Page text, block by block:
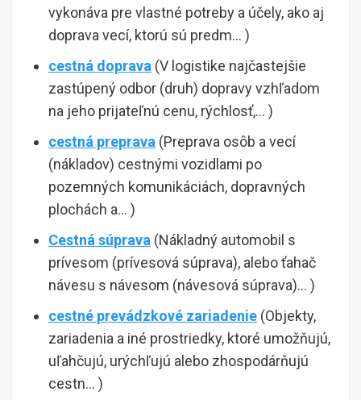
vykonáva pre vlastné potreby a účely, ako aj
doprava vecí, ktorú sú predm… )
cestná doprava (V logistike najčastejšie
zastúpený odbor (druh) dopravy vzhľadom
na jeho prijateľnú cenu, rýchlosť,… )
cestná preprava (Preprava osôb a vecí
(nákladov) cestnými vozidlami po
pozemných komunikáciách, dopravných
plochách a… )
Cestná súprava (Nákladný automobil s
prívesom (prívesová súprava), alebo ťahač
návesu s návesom (návesová súprava)… )
cestné prevádzkové zariadenie (Objekty,
zariadenia a iné prostriedky, ktoré umožňujú,
uľahčujú, urýchľujú alebo zhospodárňujú
cestn… )